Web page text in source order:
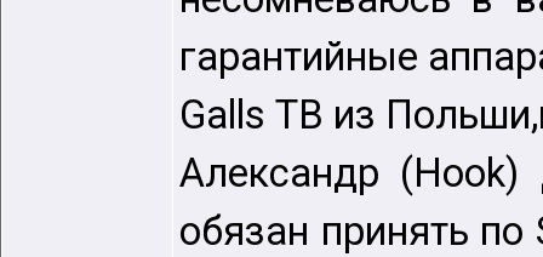
гарантийные
Galls ТВ из
Александр
обязан принять